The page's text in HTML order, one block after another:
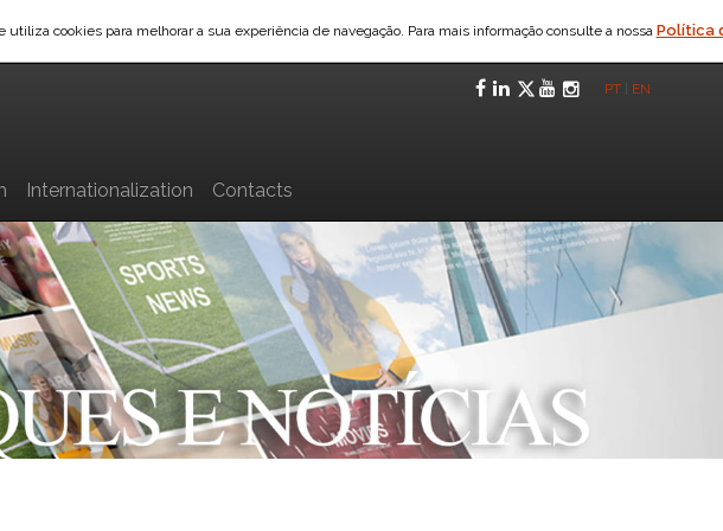
utiliza cookies para melhorar a sua experiência de navegação. Para mais informação consulte a nossa Política
Facebook
LinkedIn
Twitter
YouTube
PT EN
Internationalization Contacts